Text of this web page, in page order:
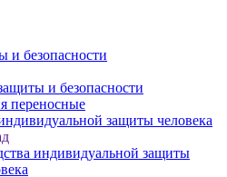
и безопасности
и безопасности
переносные
защиты человека
индивидуальной защиты